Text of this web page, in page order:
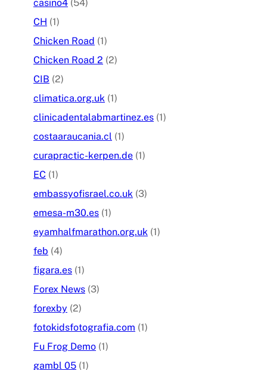
casino4 (54)
CH (1)
Chicken Road (1)
Chicken Road 2 (2)
CIB (2)
climatica.org.uk (1)
clinicadentalabmartinez.es (1)
costaaraucania.cl (1)
curapractic-kerpen.de (1)
EC (1)
embassyofisrael.co.uk (3)
emesa-m30.es (1)
eyamhalfmarathon.org.uk (1)
feb (4)
figara.es (1)
Forex News (3)
forexby (2)
fotokidsfotografia.com (1)
Fu Frog Demo (1)
gambl 05 (1)